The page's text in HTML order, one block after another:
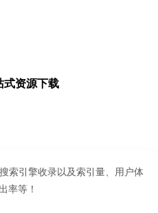
式资源下载
索引擎收录以及索引量、用户体
率等！